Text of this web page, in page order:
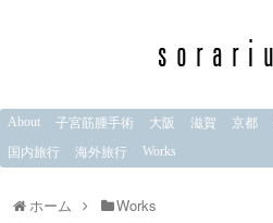
About 子宮筋腫手術 大阪 滋賀 京都
国内旅行
海外旅行 Works
ホーム Works